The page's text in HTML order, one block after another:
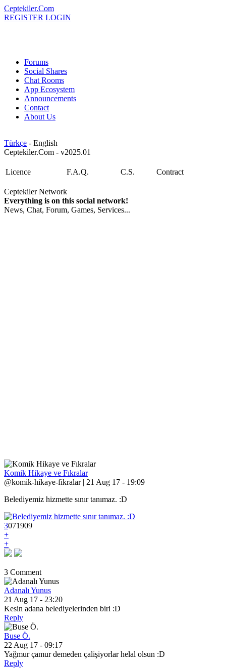
Ceptekiler.Com
REGISTER LOGIN
Forums
Social Shares
Chat Rooms
App Ecosystem
Announcements
Contact
About Us
Türkçe - English
Ceptekiler.Com - v2025.01
Licence F.A.Q. C.S. Contract
Ceptekiler Network
Everything is on this social network!
News, Chat, Forum, Games, Services...
Komik Hikaye ve Fıkralar
@komik-hikaye-fikralar | 21 Aug 17 - 19:09
Belediyemiz hizmette sınır tanımaz. :D
3071909
+
+
3 Comment
Adanalı Yunus
21 Aug 17 - 23:20
Kesin adana belediyelerinden biri :D
Reply
Buse Ö.
22 Aug 17 - 09:17
Yağmur çamur demeden çalişiyorlar helal olsun :D
Reply